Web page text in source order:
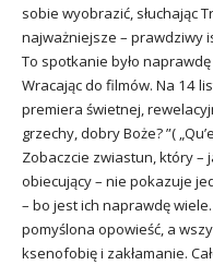
sobie wyobrazić, słuchając
najważniejsze – prawdziwy
To spotkanie było
Wracając do filmów. Na 14
premiera świetnej,
grzechy, dobry Boże? ”(
Zobaczcie zwiastun, który –
obiecujący – nie pokazuje
– bo jest ich naprawdę
pomyślona opowieść, a
ksenofobię i zakłamanie.